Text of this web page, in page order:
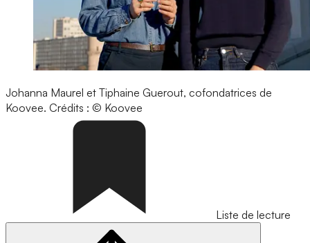
Johanna Maurel et Tiphaine Guerout, cofondatrices de
Koovee. Crédits : © Koovee
Liste de lecture